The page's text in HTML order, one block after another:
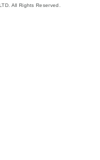
All Rights Reserved.